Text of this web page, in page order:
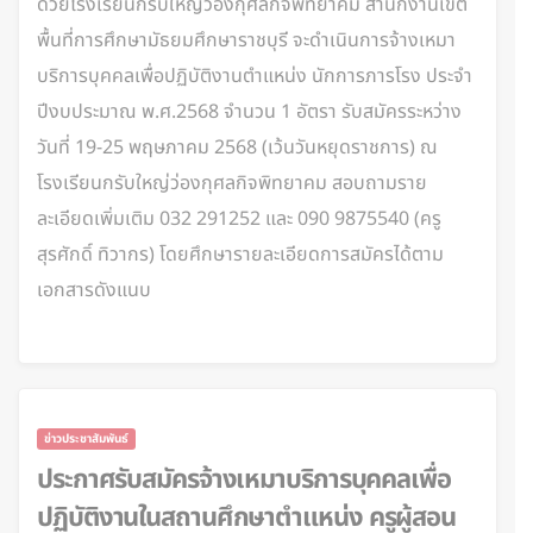
พื้นที่การศึกษามัธยมศึกษาราชบุรี จะดำเนินการจ้างเหมา
บริการบุคคลเพื่อปฏิบัติงานตำแหน่ง นักการภารโรง ประจำ
ปีงบประมาณ พ.ศ.2568 จำนวน 1 อัตรา รับสมัครระหว่าง
วันที่ 19-25 พฤษภาคม 2568 (เว้นวันหยุดราชการ) ณ
โรงเรียนกรับใหญ่ว่องกุศลกิจพิทยาคม สอบถามราย
ละเอียดเพิ่มเติม 032 291252 และ 090 9875540 (ครู
สุรศักดิ์ ทิวากร) โดยศึกษารายละเอียดการสมัครได้ตาม
เอกสารดังแนบ
ข่าวประชาสัมพันธ์
ประกาศรับสมัครจ้างเหมาบริการบุคคลเพื่อ
ปฏิบัติงานในสถานศึกษาตำแหน่ง ครูผู้สอน